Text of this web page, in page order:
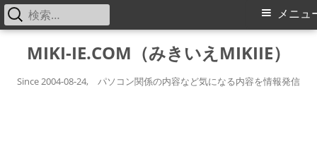
MIKI-IE.COM（みきいえMIKIIE）
Since 2004-08-24, パソコン関係の内容など気になる内容を情報発信
メ
メニュ
検
索: